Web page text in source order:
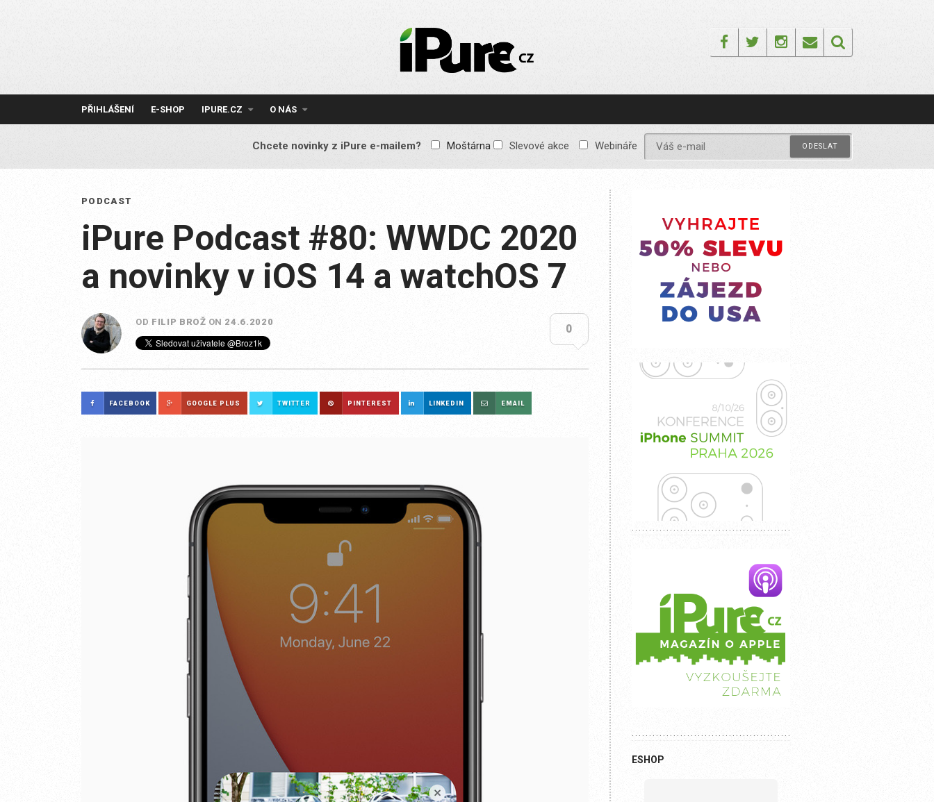
IPURE.CZ
Prémiový Apple e-
reklamy, žádné
obsah pro všechny
FacebookTwitterInstagram
Email
PŘIHLÁŠENÍ E-SHOP IPURE.CZ O NÁS
Chcete novinky z iPure e-mailem? Moštárna Slevové akce Webináře
PODCAST
iPure Podcast #80: WWDC 2020
a novinky v iOS 14 a watchOS 7
OD FILIP BROŽ ON 24.6.2020
0
FACEBOOK GOOGLE PLUS TWITTER PINTEREST LINKEDIN EMAIL
ESHOP